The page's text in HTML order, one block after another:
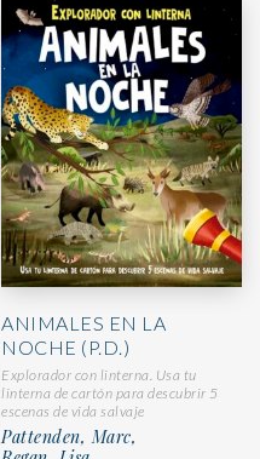
ANIMALES EN LA
NOCHE (P.D.)
Explorador con linterna. Usa tu
linterna de cartón para descubrir 5
escenas de vida salvaje
Pattenden, Marc,